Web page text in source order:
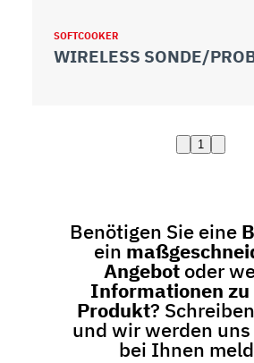
SOFTCOOKER
WIRELESS SONDE/
1
Benötigen Sie eine
ein
Angebot oder
Informationen zu
Produkt?
und wir werden
bei Ihnen